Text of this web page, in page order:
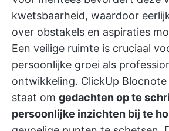
kwetsbaarheid, waardoor
over obstakels en aspiraties
Een veilige ruimte is cruciaal
persoonlijke groei als
ontwikkeling. ClickUp Blocnote
staat om gedachten op te
persoonlijke inzichten bij te